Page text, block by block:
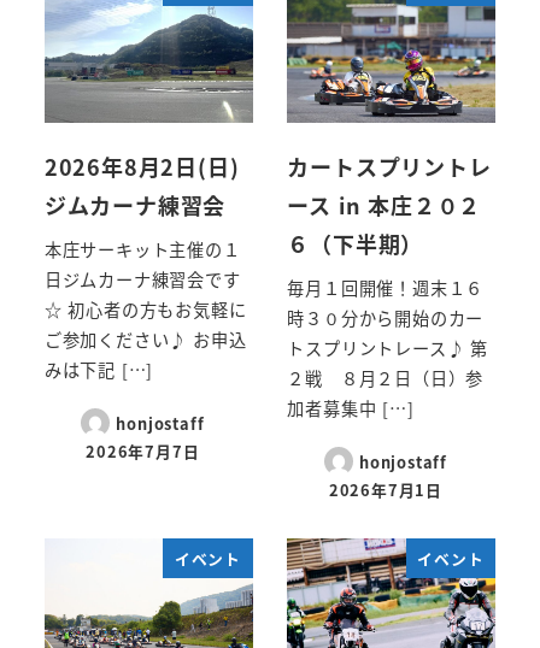
2026年8月2日(日)
ジムカーナ練習会
本庄サーキット主催の１
日ジムカーナ練習会です
☆ 初心者の方もお気軽に
ご参加ください♪ お申込
みは下記 […]
honjostaff
2026年7月7日
カートスプリントレ
ース in 本庄２０２
６（下半期）
毎月１回開催！週末１６
時３０分から開始のカー
トスプリントレース♪ 第
２戦 ８月２日（日）参
加者募集中 […]
honjostaff
2026年7月1日
イベント イベント